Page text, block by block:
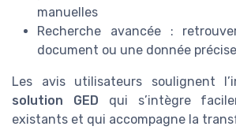
manuelles
Recherche avancée :
document ou une donnée précise
Les avis utilisateurs soulignent
solution GED qui s’intègre
existants et qui accompagne la